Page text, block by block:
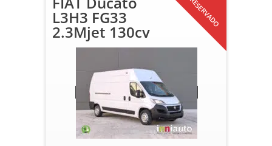
RESERVADO
L3H3 FG33
2.3Mjet 130cv